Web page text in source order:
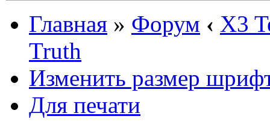
Главная » Форум ‹ X3
Truth
Изменить размер
Для печати